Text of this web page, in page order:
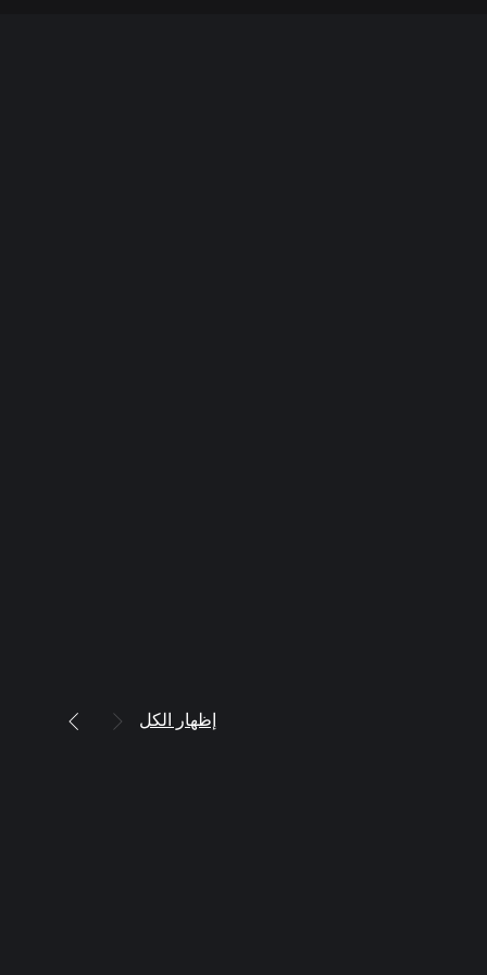
إظهار الكل